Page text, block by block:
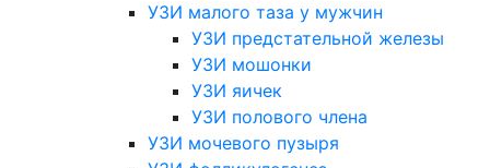
УЗИ малого таза у мужчин
УЗИ предстательной железы
УЗИ мошонки
УЗИ яичек
УЗИ полового члена
УЗИ мочевого пузыря